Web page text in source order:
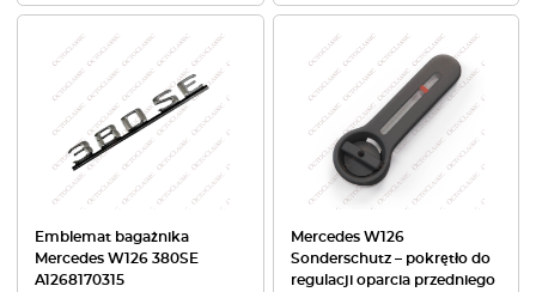
Emblemat bagażnika
Mercedes W126 380SE
A1268170315
Mercedes W126
Sonderschutz – pokrętło do
regulacji oparcia przedniego